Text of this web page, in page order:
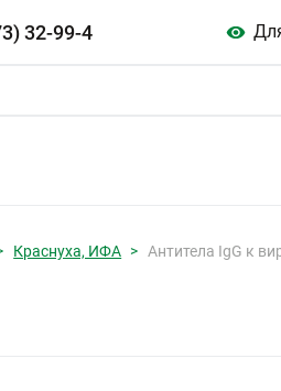
32-99-4
Краснуха, ИФА Антитела IgG к